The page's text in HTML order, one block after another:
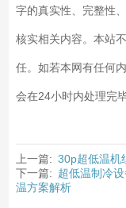
字的真实性、完整性
核实相关内容。本站
任。如若本网有任何
会在24小时内处理完毕
上一篇: 30p超低温机
下一篇: 超低温制冷
温方案解析